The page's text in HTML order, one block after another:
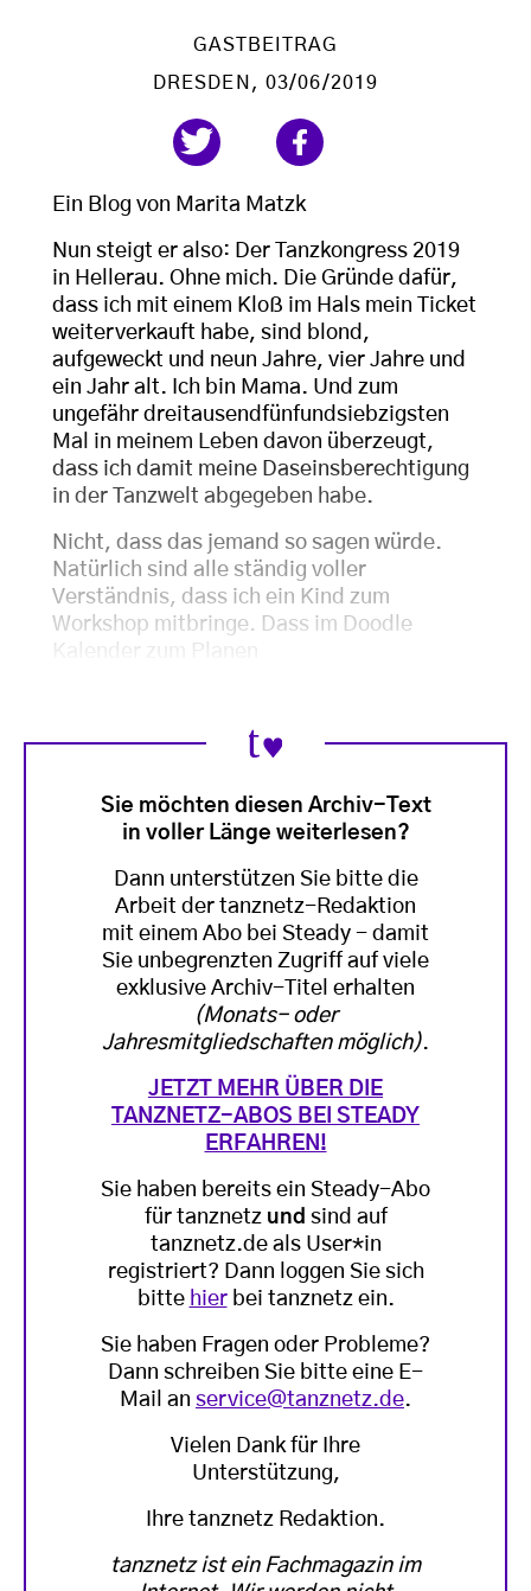
GASTBEITRAG
DRESDEN , 03/06/2019
Ein Blog von Marita Matzk
Nun steigt er also: Der Tanzkongress 2019
in Hellerau. Ohne mich. Die Gründe dafür,
dass ich mit einem Kloß im Hals mein Ticket
weiterverkauft habe, sind blond,
aufgeweckt und neun Jahre, vier Jahre und
ein Jahr alt. Ich bin Mama. Und zum
ungefähr dreitausendfünfundsiebzigsten
Mal in meinem Leben davon überzeugt,
dass ich damit meine Daseinsberechtigung
in der Tanzwelt abgegeben habe.
Nicht, dass das jemand so sagen würde.
Natürlich sind alle ständig voller
Verständnis, dass ich ein Kind zum
Workshop mitbringe. Dass im Doodle
Kalender zum Planen
Sie möchten diesen Archiv-Text
in voller Länge weiterlesen?
Dann unterstützen Sie bitte die
Arbeit der tanznetz-Redaktion
mit einem Abo bei Steady - damit
Sie unbegrenzten Zugriff auf viele
exklusive Archiv-Titel erhalten
(Monats- oder
Jahresmitgliedschaften möglich).
JETZT MEHR ÜBER DIE
TANZNETZ-ABOS BEI STEADY
ERFAHREN!
Sie haben bereits ein Steady-Abo
für tanznetz und sind auf
tanznetz.de als User*in
registriert? Dann loggen Sie sich
bitte hierbei tanznetz ein.
Sie haben Fragen oder Probleme?
Dann schreiben Sie bitte eine E-
Mail an service@tanznetz.de.
Vielen Dank für Ihre
Unterstützung,
Ihre tanznetz Redaktion.
tanznetz ist ein Fachmagazin im